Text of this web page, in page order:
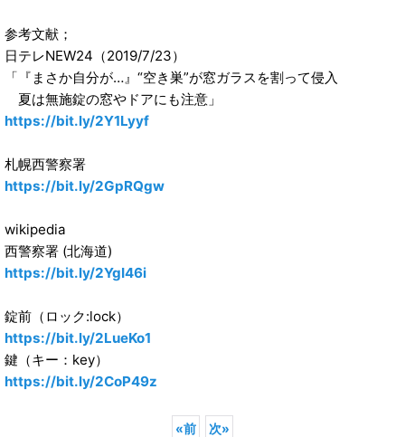
参考文献；
日テレNEW24（2019/7/23）
「『まさか自分が…』“空き巣”が窓ガラスを割って侵入
夏は無施錠の窓やドアにも注意」
https://bit.ly/2Y1Lyyf
札幌西警察署
https://bit.ly/2GpRQgw
wikipedia
西警察署 (北海道)
https://bit.ly/2YgI46i
錠前（ロック:lock）
https://bit.ly/2LueKo1
鍵（キー：key）
https://bit.ly/2CoP49z
«前 次»